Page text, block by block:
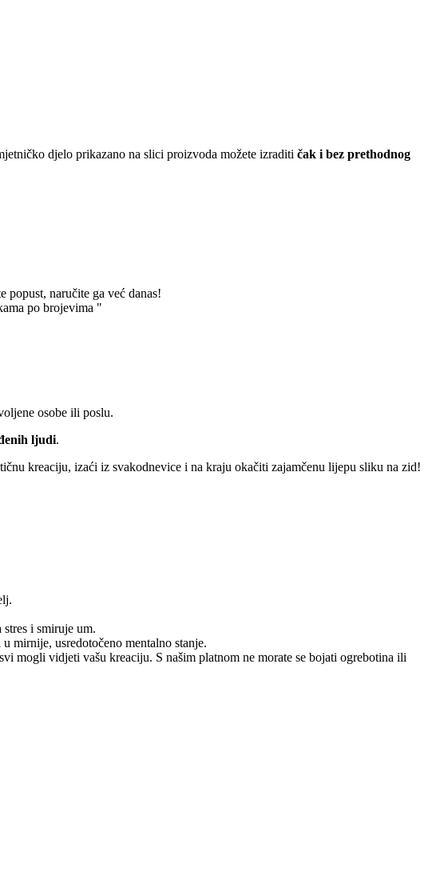
djelo prikazano na slici proizvoda možete izraditi čak i bez prethodnog
popust, naručite ga već danas!
po brojevima "
osobe ili poslu.
ljudi.
kreaciju, izaći iz svakodnevice i na kraju okačiti zajamčenu lijepu sliku na zid!
i smiruje um.
mirnije, usredotočeno mentalno stanje.
mogli vidjeti vašu kreaciju. S našim platnom ne morate se bojati ogrebotina ili